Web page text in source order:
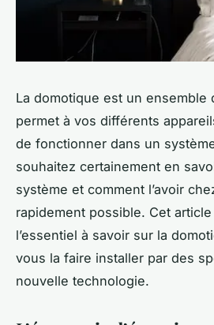
La domotique est un ensemble
permet à vos différents
de fonctionner dans un
souhaitez certainement en
système et comment l’avoir
rapidement possible. Cet
l’essentiel à savoir sur la
vous la faire installer par des
nouvelle technologie.